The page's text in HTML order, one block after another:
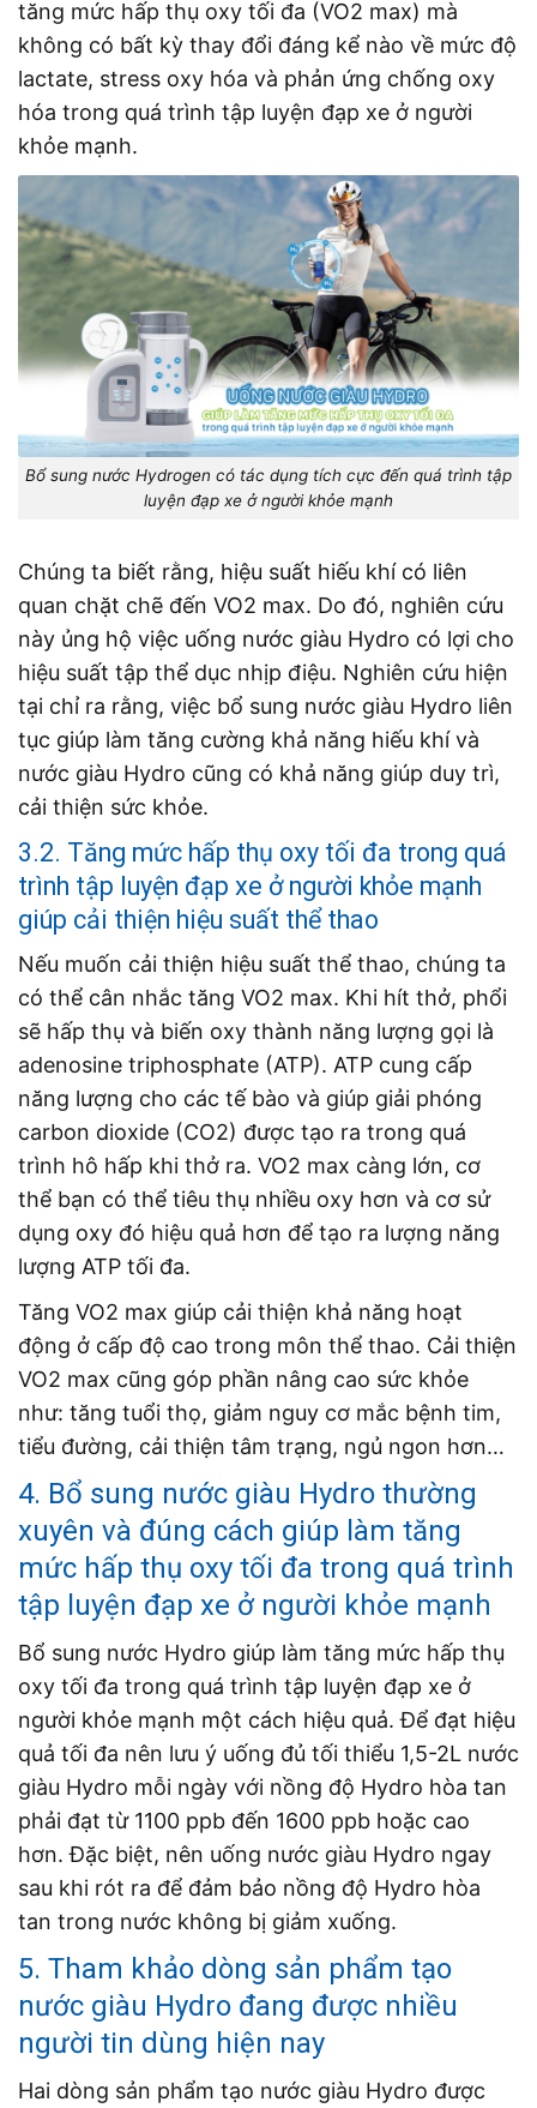
tăng mức hấp thụ oxy tối đa (VO2 max) mà
không có bất kỳ thay đổi đáng kể nào về mức độ
lactate, stress oxy hóa và phản ứng chống oxy
hóa trong quá trình tập luyện đạp xe ở người
khỏe mạnh.
Bổ sung nước Hydrogen có tác dụng tích cực đến quá trình tập
luyện đạp xe ở người khỏe mạnh
Chúng ta biết rằng, hiệu suất hiếu khí có liên
quan chặt chẽ đến VO2 max. Do đó, nghiên cứu
này ủng hộ việc uống nước giàu Hydro có lợi cho
hiệu suất tập thể dục nhịp điệu. Nghiên cứu hiện
tại chỉ ra rằng, việc bổ sung nước giàu Hydro liên
tục giúp làm tăng cường khả năng hiếu khí và
nước giàu Hydro cũng có khả năng giúp duy trì,
cải thiện sức khỏe.
3.2. Tăng mức hấp thụ oxy tối đa trong quá
trình tập luyện đạp xe ở người khỏe mạnh
giúp cải thiện hiệu suất thể thao
Nếu muốn cải thiện hiệu suất thể thao, chúng ta
có thể cân nhắc tăng VO2 max. Khi hít thở, phổi
sẽ hấp thụ và biến oxy thành năng lượng gọi là
adenosine triphosphate (ATP). ATP cung cấp
năng lượng cho các tế bào và giúp giải phóng
carbon dioxide (CO2) được tạo ra trong quá
trình hô hấp khi thở ra. VO2 max càng lớn, cơ
thể bạn có thể tiêu thụ nhiều oxy hơn và cơ sử
dụng oxy đó hiệu quả hơn để tạo ra lượng năng
lượng ATP tối đa.
Tăng VO2 max giúp cải thiện khả năng hoạt
động ở cấp độ cao trong môn thể thao. Cải thiện
VO2 max cũng góp phần nâng cao sức khỏe
như: tăng tuổi thọ, giảm nguy cơ mắc bệnh tim,
tiểu đường, cải thiện tâm trạng, ngủ ngon hơn…
4. Bổ sung nước giàu Hydro thường
xuyên và đúng cách giúp làm tăng
mức hấp thụ oxy tối đa trong quá trình
tập luyện đạp xe ở người khỏe mạnh
Bổ sung nước Hydro giúp làm tăng mức hấp thụ
oxy tối đa trong quá trình tập luyện đạp xe ở
người khỏe mạnh một cách hiệu quả. Để đạt hiệu
quả tối đa nên lưu ý uống đủ tối thiểu 1,5-2L nước
giàu Hydro mỗi ngày với nồng độ Hydro hòa tan
phải đạt từ 1100 ppb đến 1600 ppb hoặc cao
hơn. Đặc biệt, nên uống nước giàu Hydro ngay
sau khi rót ra để đảm bảo nồng độ Hydro hòa
tan trong nước không bị giảm xuống.
5. Tham khảo dòng sản phẩm tạo
nước giàu Hydro đang được nhiều
người tin dùng hiện nay
Hai dòng sản phẩm tạo nước giàu Hydro được